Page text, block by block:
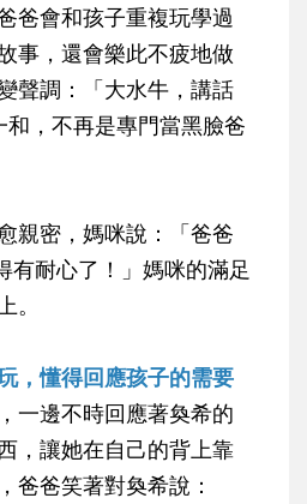
爸會和孩子重複玩學過
事，還會樂此不疲地做
聲調：「大水牛，講話
，不再是專門當黑臉爸
親密，媽咪說：「爸爸
耐心了！」媽咪的滿足
，懂得回應孩子的需要
一邊不時回應著奐希的
，讓她在自己的背上靠
爸爸笑著對奐希說：